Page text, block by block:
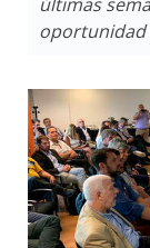
oportunidad
adelante
tanto
nos motiva